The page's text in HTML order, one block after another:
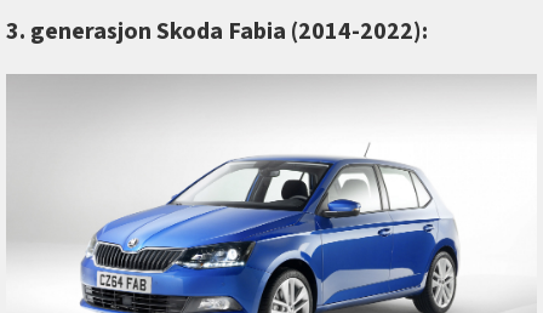
3. generasjon Skoda Fabia (2014-2022):